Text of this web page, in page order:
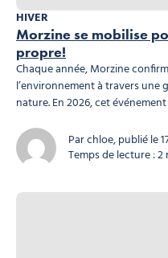
Morzine se mobilise
propre!
HIVER
Chaque année, Morzine
l’environnement à travers
nature. En 2026, cet
© ©morzineofficiel
responsable Les propriétaires,
Par chloe, publié le
Temps de lecture : 2